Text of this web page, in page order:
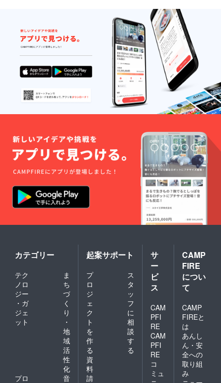
カテゴリー
テク
ノロ
ジー
・ガ
ジェ
ット
ま
ち
づ
く
り
・
地
域
活
性
化
プロ
音
起案サポート
プ
ロ
ジ
ェ
ク
ト
を
作
る
ス
タ
ッ
フ
に
相
談
す
る
資
料
請
サ
ー
ビ
ス
CAM
PFI
RE
CAM
PFI
RE
コ
ミュ
CAMP
FIRE
につい
て
CAMP
FIREと
は
あんし
ん・安
全への
取り組
み